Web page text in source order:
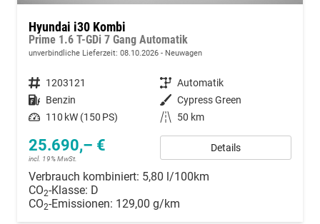
Hyundai i30 Kombi
Prime 1.6 T-GDi 7 Gang Automatik
unverbindliche Lieferzeit: 08.10.2026 Neuwagen
Fahrzeugnummer 1203121 Getriebe Automatik
Kraftstoff Benzin Außenfarbe Cypress Green
Leistung 110 kW (150 PS) Kilometerstand 50 km
25.690,– €
incl. 19% MwSt.
Details
Verbrauch kombiniert: 5,80 l/100km
CO2-Klasse: D
CO2-Emissionen: 129,00 g/km